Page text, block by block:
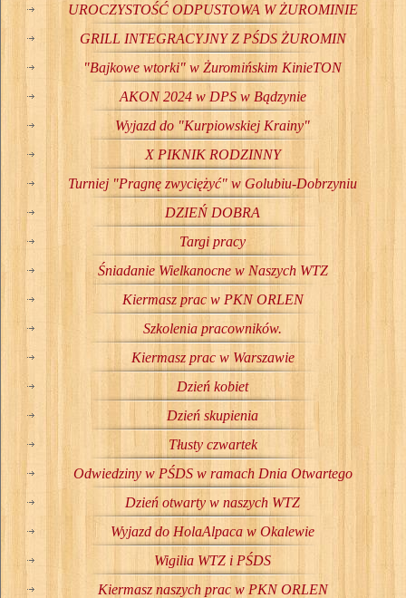
UROCZYSTOŚĆ ODPUSTOWA W ŻUROMINIE
GRILL INTEGRACYJNY Z PŚDS ŻUROMIN
"Bajkowe wtorki" w Żuromińskim KinieTON
AKON 2024 w DPS w Bądzynie
Wyjazd do "Kurpiowskiej Krainy"
X PIKNIK RODZINNY
Turniej "Pragnę zwyciężyć" w Golubiu-Dobrzyniu
DZIEŃ DOBRA
Targi pracy
Śniadanie Wielkanocne w Naszych WTZ
Kiermasz prac w PKN ORLEN
Szkolenia pracowników.
Kiermasz prac w Warszawie
Dzień kobiet
Dzień skupienia
Tłusty czwartek
Odwiedziny w PŚDS w ramach Dnia Otwartego
Dzień otwarty w naszych WTZ
Wyjazd do HolaAlpaca w Okalewie
Wigilia WTZ i PŚDS
Kiermasz naszych prac w PKN ORLEN